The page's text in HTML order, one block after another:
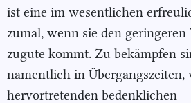
ist eine im wesentlichen
zumal, wenn sie den
zugute kommt. Zu bekämpfen
namentlich in Übergangszeiten,
hervortretenden bedenklichen